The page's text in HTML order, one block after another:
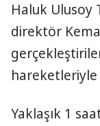
Haluk Ulusoy
direktör
hareketleriyle
Yaklaşık 1